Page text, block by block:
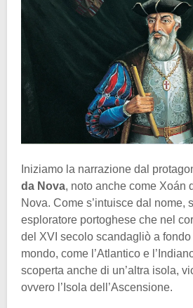
Iniziamo la narrazione dal
da Nova, noto anche come Xoán
Nova. Come s’intuisce dal nome,
esploratore portoghese che nel
del XVI secolo scandagliò a
mondo, come l’Atlantico e
scoperta anche di un’altra isola,
ovvero l’Isola dell’Ascensione.